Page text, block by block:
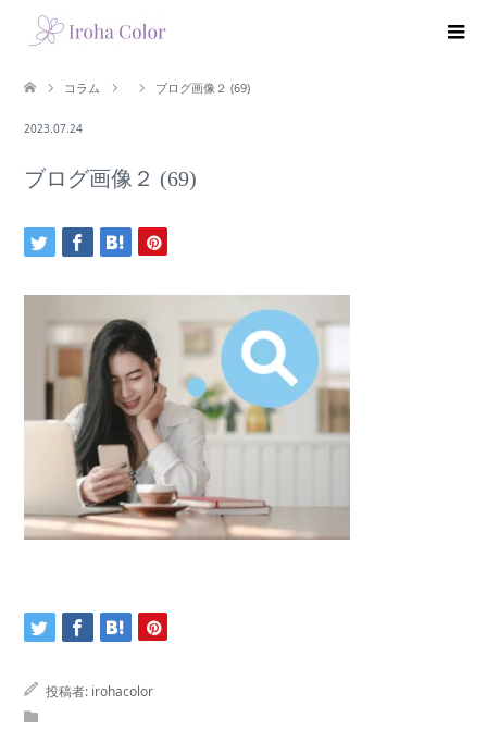
コラム ブログ画像２ (69)
2023.07.24
ブログ画像２ (69)
投稿者: irohacolor